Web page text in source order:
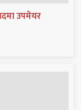
उपमेयर